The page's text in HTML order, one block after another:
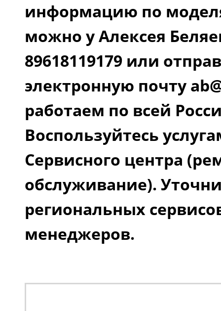
информацию по
можно у Алексея
89618119179 или
электронную почту
работаем по всей
Воспользуйтесь
Сервисного центра
обслуживание).
региональных
менеджеров.